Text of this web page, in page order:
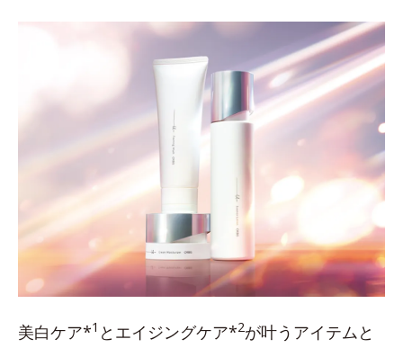
美白ケア*1 とエイジングケア*2が叶うアイテムと